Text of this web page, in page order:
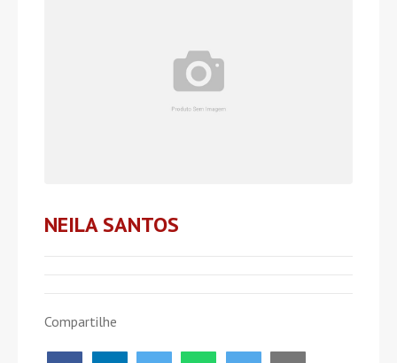
NEILA SANTOS
Compartilhe